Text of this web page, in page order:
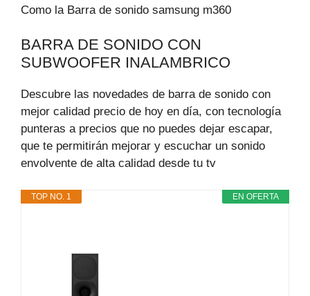
Como la Barra de sonido samsung m360
BARRA DE SONIDO CON
SUBWOOFER INALAMBRICO
Descubre las novedades de barra de sonido con
mejor calidad precio de hoy en día, con tecnología
punteras a precios que no puedes dejar escapar,
que te permitirán mejorar y escuchar un sonido
envolvente de alta calidad desde tu tv
EN OFERTA
TOP NO. 1